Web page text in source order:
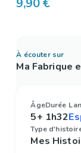
9,90 €
À écouter sur
Ma Fabrique
Âge
5+
Durée
1h32
Type
Mes